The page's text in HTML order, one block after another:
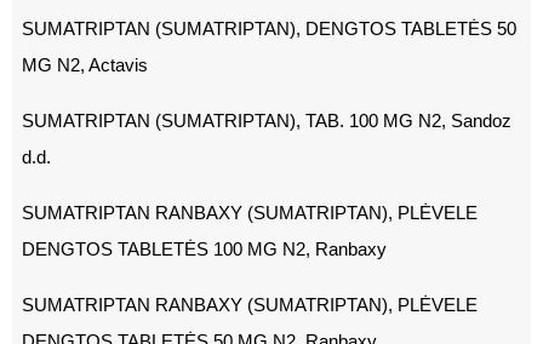
SUMATRIPTAN (SUMATRIPTAN), DENGTOS TABLETĖS 50
MG N2, Actavis
SUMATRIPTAN (SUMATRIPTAN), TAB. 100 MG N2, Sandoz
d.d.
SUMATRIPTAN RANBAXY (SUMATRIPTAN), PLĖVELE
DENGTOS TABLETĖS 100 MG N2, Ranbaxy
SUMATRIPTAN RANBAXY (SUMATRIPTAN), PLĖVELE